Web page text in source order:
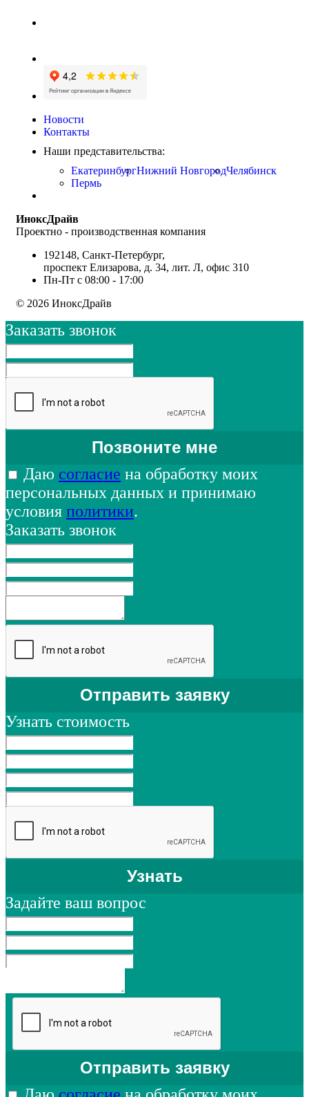
Новости
Контакты
Наши представительства:
ЕкатеринбургНижний НовгородЧелябинск
Пермь
ИноксДрайв
Проектно - производственная компания
192148, Санкт-Петербург,
проспект Елизарова, д. 34, лит. Л, офис 310
Пн-Пт с 08:00 - 17:00
© 2026 ИноксДрайв
Заказать звонок
Даю согласие на обработку моих
персональных данных и принимаю
условия политики.
Заказать звонок
Узнать стоимость
Задайте ваш вопрос